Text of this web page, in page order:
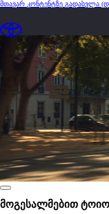
მთავარ კონტენტზე გადასვლა
მოგესალმებით